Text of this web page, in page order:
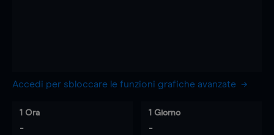
Accedi per sbloccare le funzioni grafiche avanzate
1 Ora
-
1 Giorno
-